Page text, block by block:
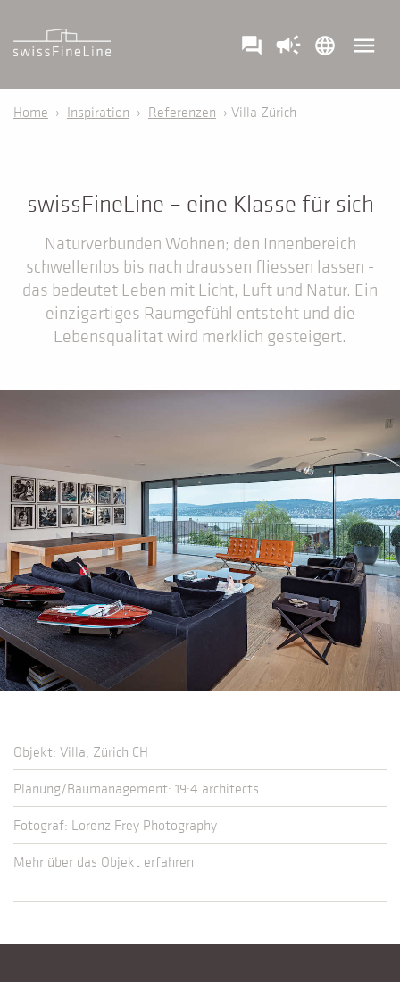
question_answer campaign language menu
Home › Inspiration › Referenzen › Villa Zürich
swissFineLine – eine Klasse für sich
Naturverbunden Wohnen; den Innenbereich
schwellenlos bis nach draussen fliessen lassen -
das bedeutet Leben mit Licht, Luft und Natur. Ein
einzigartiges Raumgefühl entsteht und die
Lebensqualität wird merklich gesteigert.
Objekt: Villa, Zürich CH
Planung/Baumanagement: 19:4 architects
Fotograf: Lorenz Frey Photography
Mehr über das Objekt erfahren